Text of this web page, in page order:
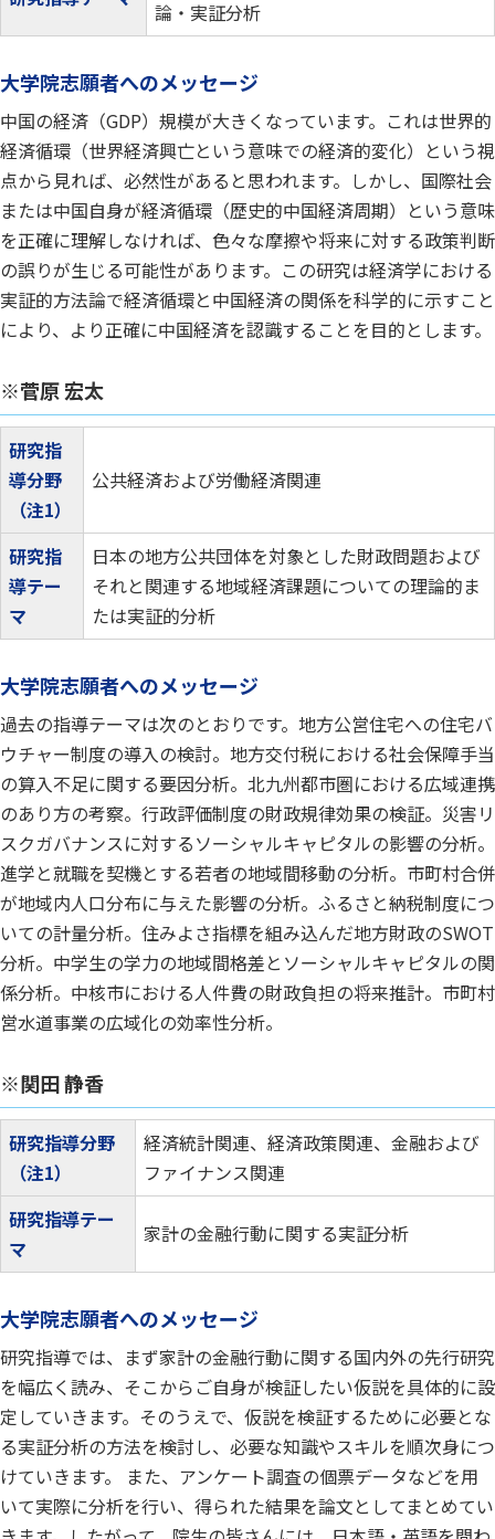
論・実証分析
大学院志願者へのメッセージ
中国の経済（GDP）規模が大きくなっています。これは世界的
経済循環（世界経済興亡という意味での経済的変化）という視
点から見れば、必然性があると思われます。しかし、国際社会
または中国自身が経済循環（歴史的中国経済周期）という意味
を正確に理解しなければ、色々な摩擦や将来に対する政策判断
の誤りが生じる可能性があります。この研究は経済学における
実証的方法論で経済循環と中国経済の関係を科学的に示すこと
により、より正確に中国経済を認識することを目的とします。
※菅原 宏太
研究指
導分野
（注1）
公共経済および労働経済関連
研究指
導テー
マ
日本の地方公共団体を対象とした財政問題および
それと関連する地域経済課題についての理論的ま
たは実証的分析
大学院志願者へのメッセージ
過去の指導テーマは次のとおりです。地方公営住宅への住宅バ
ウチャー制度の導入の検討。地方交付税における社会保障手当
の算入不足に関する要因分析。北九州都市圏における広域連携
のあり方の考察。行政評価制度の財政規律効果の検証。災害リ
スクガバナンスに対するソーシャルキャピタルの影響の分析。
進学と就職を契機とする若者の地域間移動の分析。市町村合併
が地域内人口分布に与えた影響の分析。ふるさと納税制度につ
いての計量分析。住みよさ指標を組み込んだ地方財政のSWOT
分析。中学生の学力の地域間格差とソーシャルキャピタルの関
係分析。中核市における人件費の財政負担の将来推計。市町村
営水道事業の広域化の効率性分析。
※関田 静香
研究指導分野
（注1）
経済統計関連、経済政策関連、金融および
ファイナンス関連
研究指導テー
マ
家計の金融行動に関する実証分析
大学院志願者へのメッセージ
研究指導では、まず家計の金融行動に関する国内外の先行研究
を幅広く読み、そこからご自身が検証したい仮説を具体的に設
定していきます。そのうえで、仮説を検証するために必要とな
る実証分析の方法を検討し、必要な知識やスキルを順次身につ
けていきます。 また、アンケート調査の個票データなどを用
いて実際に分析を行い、得られた結果を論文としてまとめてい